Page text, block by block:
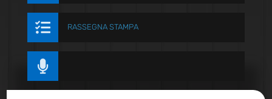
 RASSEGNA STAMPA
